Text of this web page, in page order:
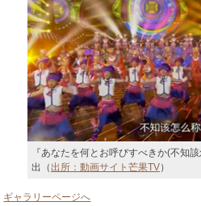
『あなたを何とお呼びすべきか(不知
出（出所：動画サイト芒果TV）
ギャラリーページへ